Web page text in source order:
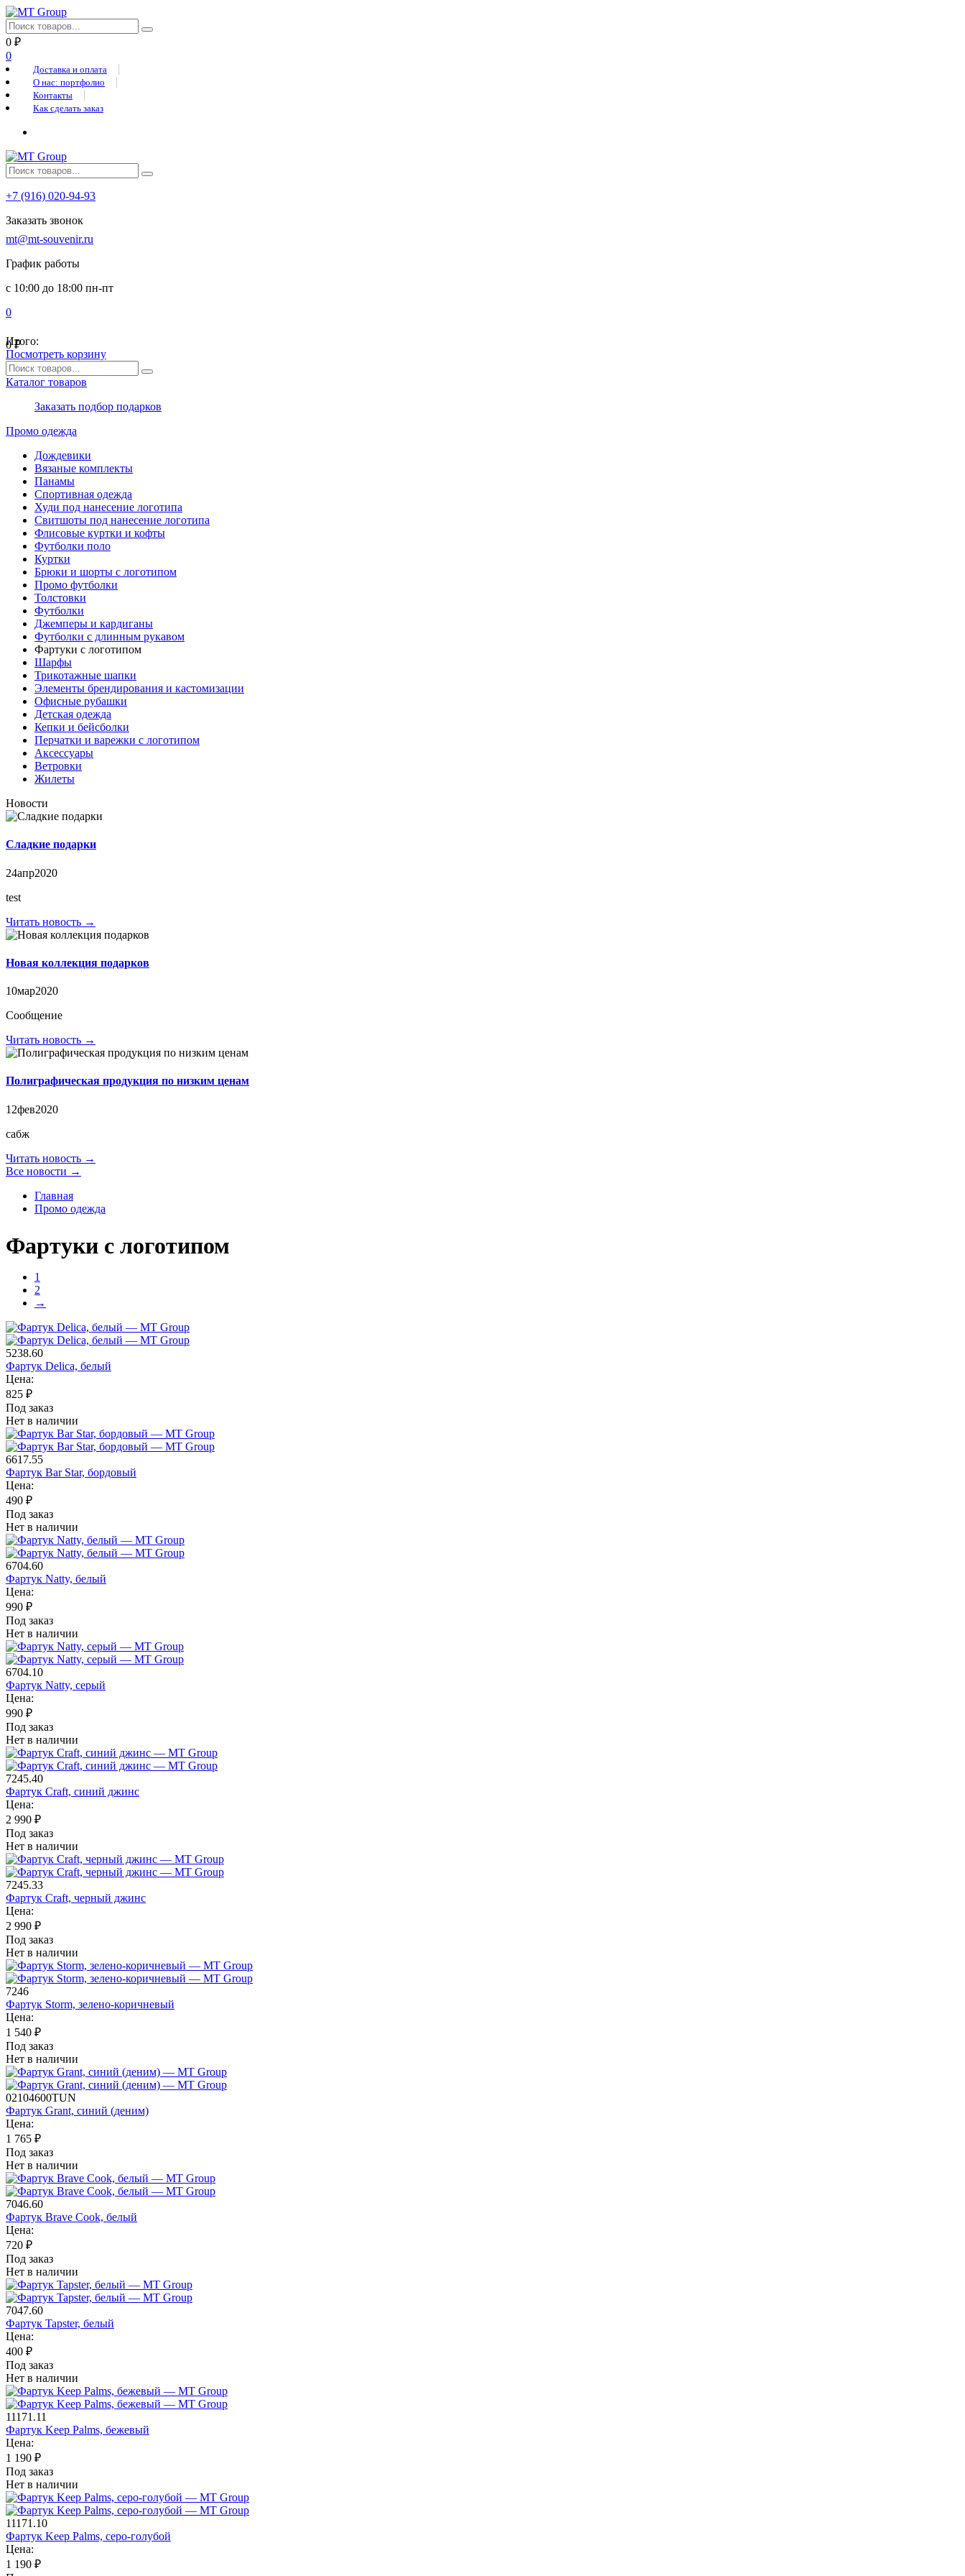
0 ₽
0
Доставка и оплата
О нас: портфолио
Контакты
Как сделать заказ
+7 (916) 020-94-93
Заказать звонок
mt@mt-souvenir.ru
График работы
с 10:00 до 18:00 пн-пт
0
0₽
Итого:
Посмотреть корзину
Каталог товаров
Заказать подбор подарков
Промо одежда
Дождевики
Вязаные комплекты
Панамы
Спортивная одежда
Худи под нанесение логотипа
Свитшоты под нанесение логотипа
Флисовые куртки и кофты
Футболки поло
Куртки
Брюки и шорты с логотипом
Промо футболки
Толстовки
Футболки
Джемперы и кардиганы
Футболки с длинным рукавом
Фартуки с логотипом
Шарфы
Трикотажные шапки
Элементы брендирования и кастомизации
Офисные рубашки
Детская одежда
Кепки и бейсболки
Перчатки и варежки с логотипом
Аксессуары
Ветровки
Жилеты
Новости
Сладкие подарки
24апр2020
test
Читать новость →
Новая коллекция подарков
10мар2020
Сообщение
Читать новость →
Полиграфическая продукция по низким ценам
12фев2020
сабж
Читать новость →
Все новости →
Главная
Промо одежда
Фартуки с логотипом
1
2
→
5238.60
Фартук Delica, белый
Цена:
825 ₽
Под заказ
Нет в наличии
6617.55
Фартук Bar Star, бордовый
Цена:
490 ₽
Под заказ
Нет в наличии
6704.60
Фартук Natty, белый
Цена:
990 ₽
Под заказ
Нет в наличии
6704.10
Фартук Natty, серый
Цена:
990 ₽
Под заказ
Нет в наличии
7245.40
Фартук Craft, синий джинс
Цена:
2 990 ₽
Под заказ
Нет в наличии
7245.33
Фартук Craft, черный джинс
Цена:
2 990 ₽
Под заказ
Нет в наличии
7246
Фартук Storm, зелено-коричневый
Цена:
1 540 ₽
Под заказ
Нет в наличии
02104600TUN
Фартук Grant, синий (деним)
Цена:
1 765 ₽
Под заказ
Нет в наличии
7046.60
Фартук Brave Cook, белый
Цена:
720 ₽
Под заказ
Нет в наличии
7047.60
Фартук Tapster, белый
Цена:
400 ₽
Под заказ
Нет в наличии
11171.11
Фартук Keep Palms, бежевый
Цена:
1 190 ₽
Под заказ
Нет в наличии
11171.10
Фартук Keep Palms, серо-голубой
Цена:
1 190 ₽